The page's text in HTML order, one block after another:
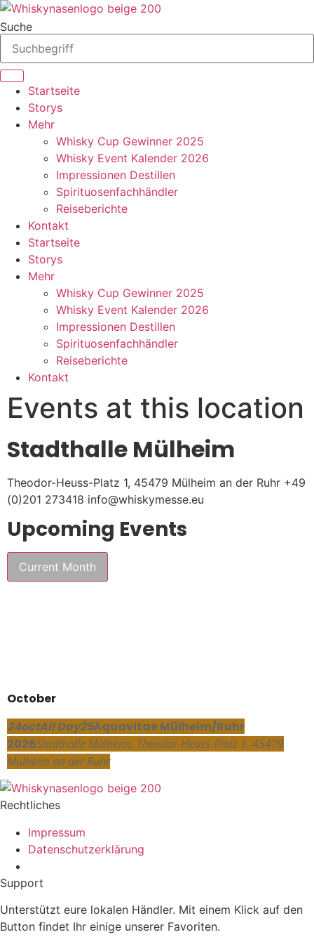
Zum
Inhalt
springen
Suche
Startseite
Storys
Mehr
Whisky Cup Gewinner 2025
Whisky Event Kalender 2026
Impressionen Destillen
Spirituosenfachhändler
Reiseberichte
Kontakt
Startseite
Storys
Mehr
Whisky Cup Gewinner 2025
Whisky Event Kalender 2026
Impressionen Destillen
Spirituosenfachhändler
Reiseberichte
Kontakt
Events at this location
Stadthalle Mülheim
Theodor-Heuss-Platz 1, 45479 Mülheim an der Ruhr +49
(0)201 273418 info@whiskymesse.eu
Upcoming Events
Current Month
October
24octAll Day25Aquavitae Mülheim/Ruhr
2026Stadthalle Mülheim, Theodor-Heuss-Platz 1, 45479
Mülheim an der Ruhr
Rechtliches
Impressum
Datenschutzerklärung
Support
Unterstützt eure lokalen Händler. Mit einem Klick auf den
Button findet Ihr einige unserer Favoriten.